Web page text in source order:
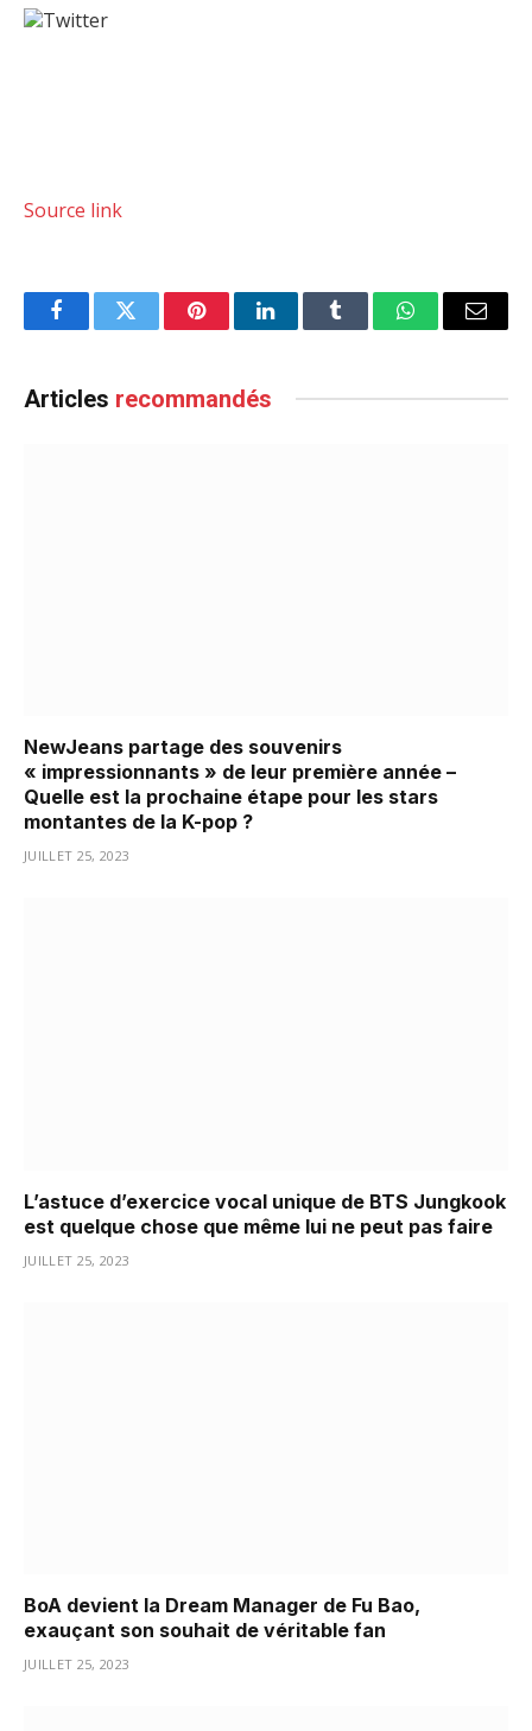
Twitter
Source link
FacebookTwitter PinterestLinkedInTumblr WhatsAppEmail
Articles recommandés
NewJeans partage des souvenirs
« impressionnants » de leur première année –
Quelle est la prochaine étape pour les stars
montantes de la K-pop ?
JUILLET 25, 2023
L’astuce d’exercice vocal unique de BTS Jungkook
est quelque chose que même lui ne peut pas faire
JUILLET 25, 2023
BoA devient la Dream Manager de Fu Bao,
exauçant son souhait de véritable fan
JUILLET 25, 2023